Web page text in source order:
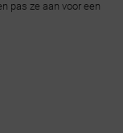
pas ze aan voor een